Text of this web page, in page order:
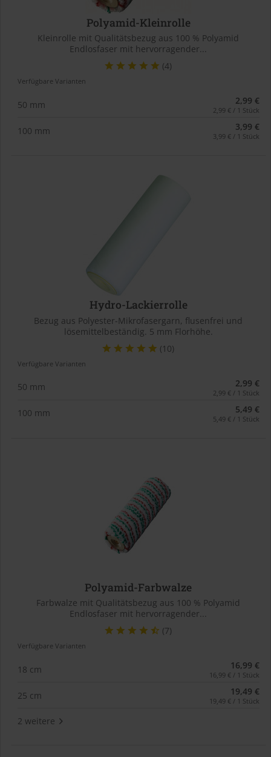
Polyamid-Kleinrolle
Kleinrolle mit Qualitätsbezug aus 100 % Polyamid
Endlosfaser mit hervorragender...
(4)
Verfügbare Varianten
50 mm 2,99 €
2,99 € / 1 Stück
100 mm 3,99 €
3,99 € / 1 Stück
Hydro-Lackierrolle
Bezug aus Polyester-Mikrofasergarn, flusenfrei und
lösemittelbeständig. 5 mm Florhöhe.
(10)
Verfügbare Varianten
50 mm 2,99 €
2,99 € / 1 Stück
100 mm 5,49 €
5,49 € / 1 Stück
Polyamid-Farbwalze
Farbwalze mit Qualitätsbezug aus 100 % Polyamid
Endlosfaser mit hervorragender...
(7)
Verfügbare Varianten
18 cm 16,99 €
16,99 € / 1 Stück
25 cm 19,49 €
19,49 € / 1 Stück
2 weitere